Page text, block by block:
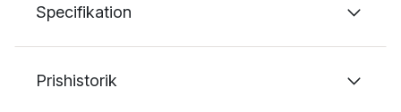
Specifikation
Prishistorik